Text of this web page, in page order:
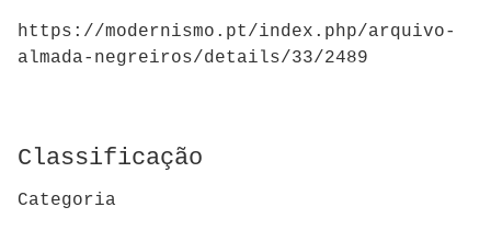
https://modernismo.pt/index.php/arquivo-
almada-negreiros/details/33/2489
Classificação
Categoria